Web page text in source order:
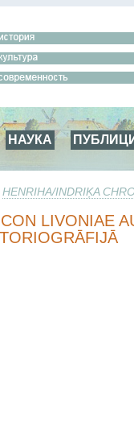
НАУКА
HENRIHA/INDRIĶA
LIVONIAE